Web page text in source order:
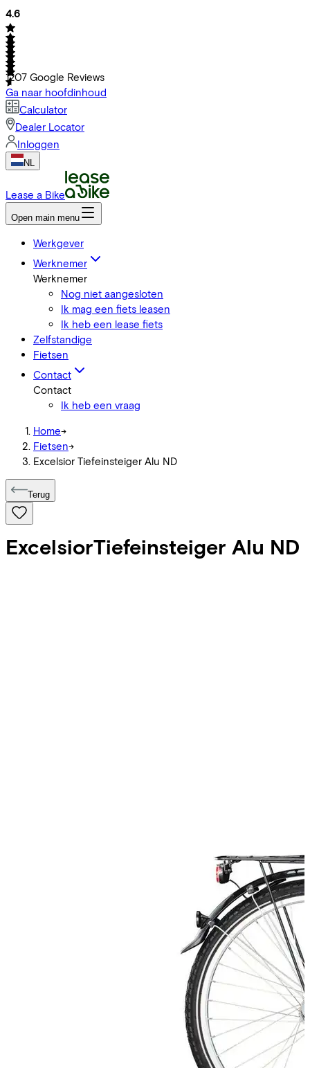
4.6
1207 Google Reviews
Ga naar hoofdinhoud
Calculator
Dealer Locator
Inloggen
NL
Lease a Bike
Open main menu
Werkgever
Werknemer
Werknemer
Nog niet aangesloten
Ik mag een fiets leasen
Ik heb een lease fiets
Zelfstandige
Fietsen
Contact
Contact
Ik heb een vraag
Home->
Fietsen->
Excelsior Tiefeinsteiger Alu ND
Terug
ExcelsiorTiefeinsteiger Alu ND